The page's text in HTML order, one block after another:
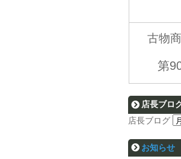
古物商
第
店長ブロ
店長ブログ
お知らせ